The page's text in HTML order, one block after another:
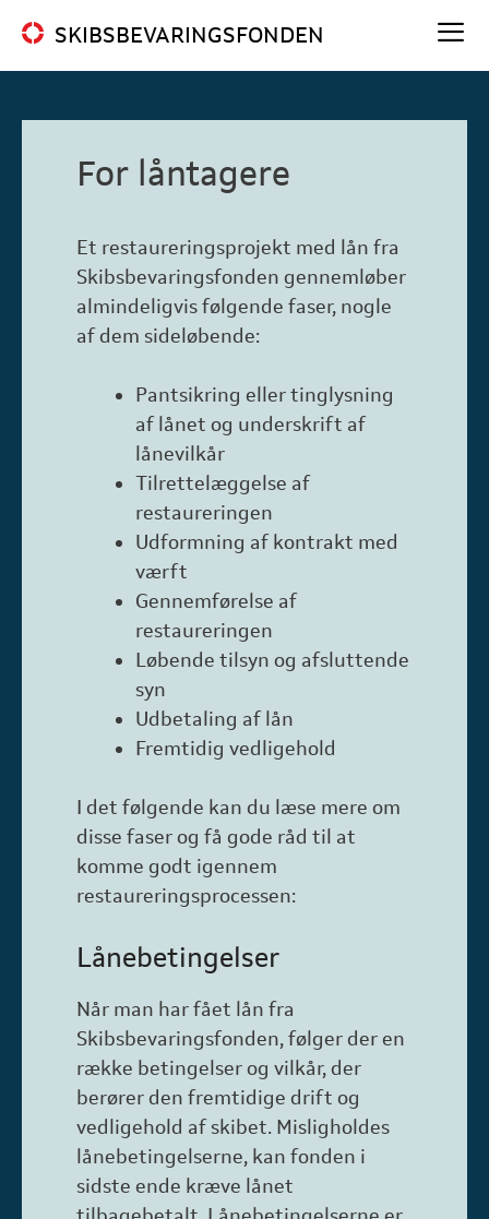
indhold
SKIBSBEVARINGSFONDEN
For låntagere
Et restaureringsprojekt med lån fra
Skibsbevaringsfonden gennemløber
almindeligvis følgende faser, nogle
af dem sideløbende:
Pantsikring eller tinglysning
af lånet og underskrift af
lånevilkår
Tilrettelæggelse af
restaureringen
Udformning af kontrakt med
værft
Gennemførelse af
restaureringen
Løbende tilsyn og afsluttende
syn
Udbetaling af lån
Fremtidig vedligehold
I det følgende kan du læse mere om
disse faser og få gode råd til at
komme godt igennem
restaureringsprocessen:
Lånebetingelser
Når man har fået lån fra
Skibsbevaringsfonden, følger der en
række betingelser og vilkår, der
berører den fremtidige drift og
vedligehold af skibet. Misligholdes
lånebetingelserne, kan fonden i
sidste ende kræve lånet